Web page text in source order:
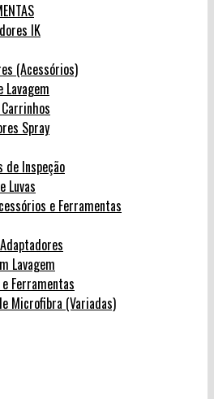
IK
(Acessórios)
Lavagem
Spray
de Inspeção
Luvas
e Ferramentas
Lavagem
Ferramentas
Microfibra (Variadas)